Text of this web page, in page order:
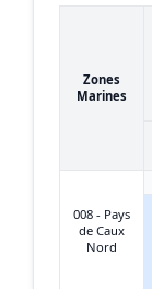
Zones
Marines
008 - Pays
de Caux
Nord